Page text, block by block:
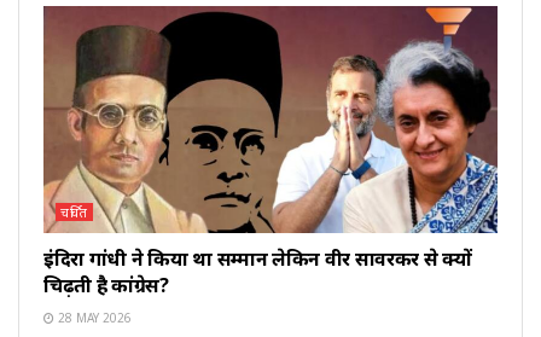
चर्चित
इंदिरा गांधी ने किया था सम्मान लेकिन वीर सावरकर से क्यों
चिढ़ती है कांग्रेस?
28 MAY 2026